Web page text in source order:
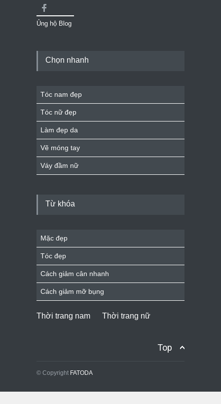
Ủng hộ Blog
Chọn nhanh
Tóc nam đẹp
Tóc nữ đẹp
Làm đẹp da
Vẽ móng tay
Váy đầm nữ
Từ khóa
Mặc đẹp
Tóc đẹp
Cách giảm cân nhanh
Cách giảm mỡ bụng
Thời trang nam Thời trang nữ
Top
© Copyright FATODA